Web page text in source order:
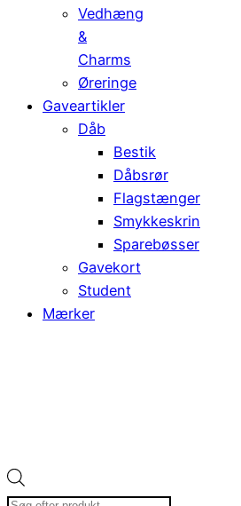
Vedhæng
&
Charms
Øreringe
Gaveartikler
Dåb
Bestik
Dåbsrør
Flagstænger
Smykkeskrin
Sparebøsser
Gavekort
Student
Mærker